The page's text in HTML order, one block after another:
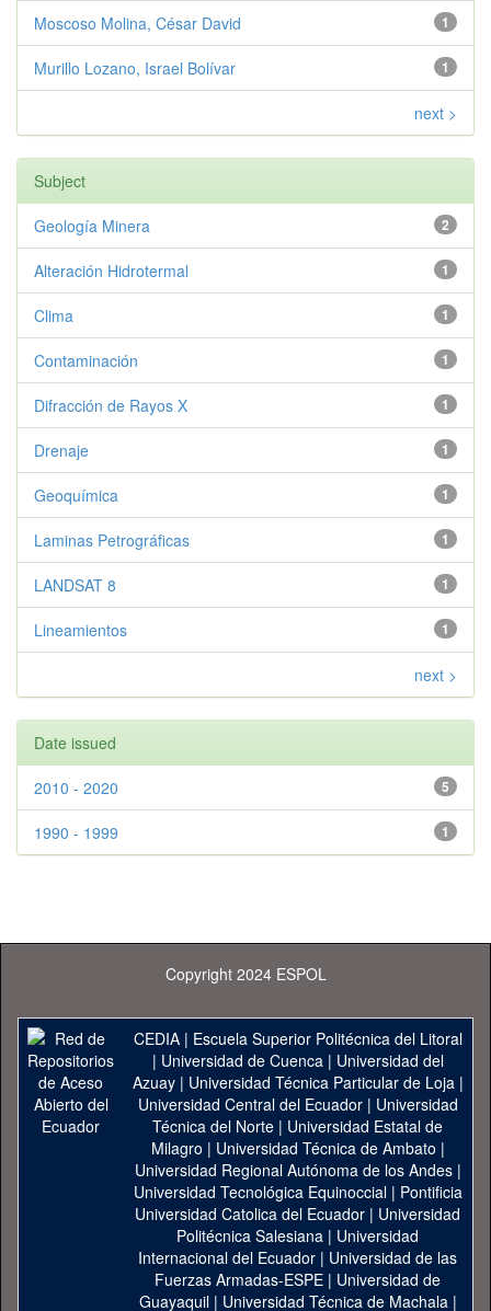
1
Moscoso Molina, César David
1
Murillo Lozano, Israel Bolívar
next >
Subject
2
Geología Minera
1
Alteración Hidrotermal
1
Clima
1
Contaminación
1
Difracción de Rayos X
1
Drenaje
1
Geoquímica
1
Laminas Petrográficas
1
LANDSAT 8
1
Lineamientos
next >
Date issued
5
2010 - 2020
1
1990 - 1999
Copyright 2024 ESPOL
CEDIA| Escuela Superior Politécnica del Litoral
| Universidad de Cuenca| Universidad del
Azuay| Universidad Técnica Particular de Loja|
Universidad Central del Ecuador| Universidad
Técnica del Norte | Universidad Estatal de
Milagro | Universidad Técnica de Ambato |
Universidad Regional Autónoma de los Andes|
Universidad Tecnológica Equinoccial| Pontificia
Universidad Catolica del Ecuador | Universidad
Politécnica Salesiana | Universidad
Internacional del Ecuador | Universidad de las
Fuerzas Armadas-ESPE | Universidad de
Guayaquil| Universidad Técnica de Machala|